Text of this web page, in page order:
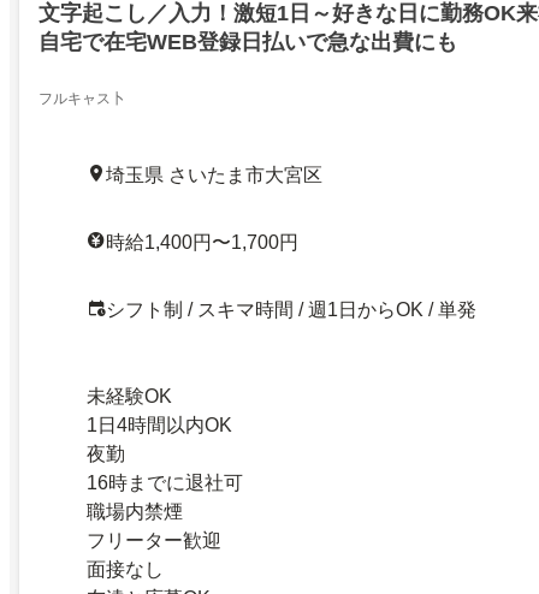
文字起こし／入力！激短1日～好きな日に勤務OK
自宅で在宅WEB登録日払いで急な出費にも
フルキャス卜
埼玉県 さいたま市大宮区
時給1,400円〜1,700円
シフト制 / スキマ時間 / 週1日からOK / 単発
未経験OK
1日4時間以内OK
夜勤
16時までに退社可
職場内禁煙
フリーター歓迎
面接なし